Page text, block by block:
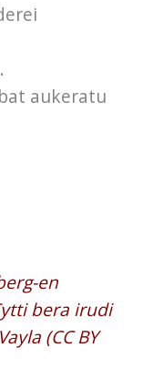
aukeratu
en
bera irudi
(CC BY